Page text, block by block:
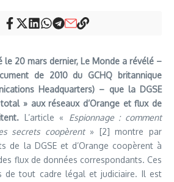
le 20 mars dernier, Le Monde a révélé –
de 2010 du GCHQ britannique
Headquarters) – que la DGSE
» aux réseaux d’Orange et flux de
L’article « Espionnage : comment
secrets coopèrent» [2] montre par
de la DGSE et d’Orange coopèrent à
flux de données correspondants. Ces
de tout cadre légal et judiciaire. Il est